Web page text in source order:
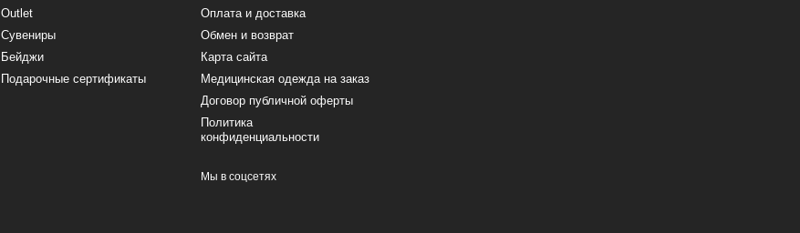
Outlet
Сувениры
Бейджи
Подарочные сертификаты
Оплата и доставка
Обмен и возврат
Карта сайта
Медицинская одежда на заказ
Договор публичной оферты
Политика
конфиденциальности
Мы в соцсетях